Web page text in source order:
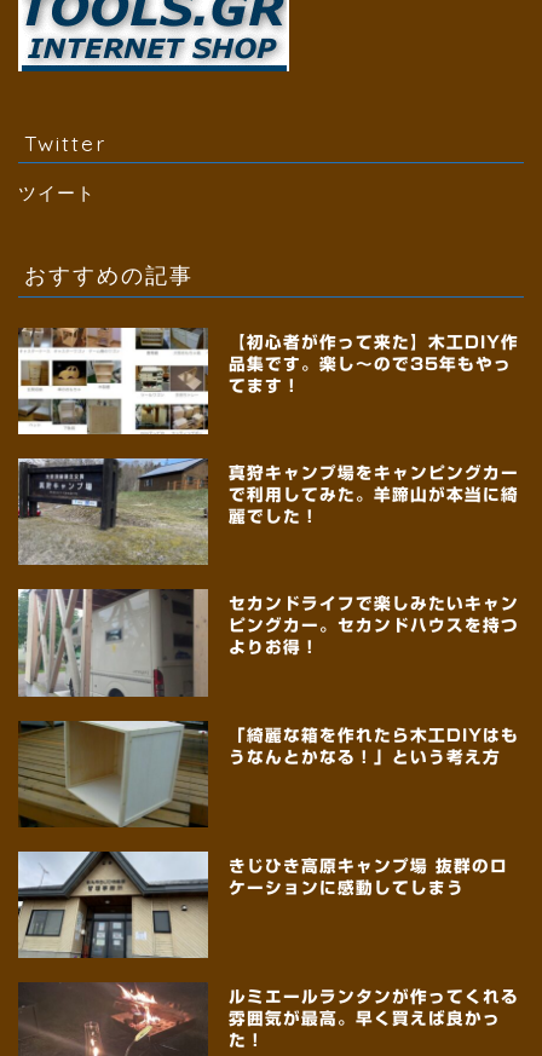
Twitter
ツイート
おすすめの記事
【初心者が作って来た】木工DIY作
品集です。楽し～ので35年もやっ
てます！
真狩キャンプ場をキャンピングカー
で利用してみた。羊蹄山が本当に綺
麗でした！
セカンドライフで楽しみたいキャン
ピングカー。セカンドハウスを持つ
よりお得！
「綺麗な箱を作れたら木工DIYはも
うなんとかなる！」という考え方
きじひき高原キャンプ場 抜群のロ
ケーションに感動してしまう
ルミエールランタンが作ってくれる
雰囲気が最高。早く買えば良かっ
た！